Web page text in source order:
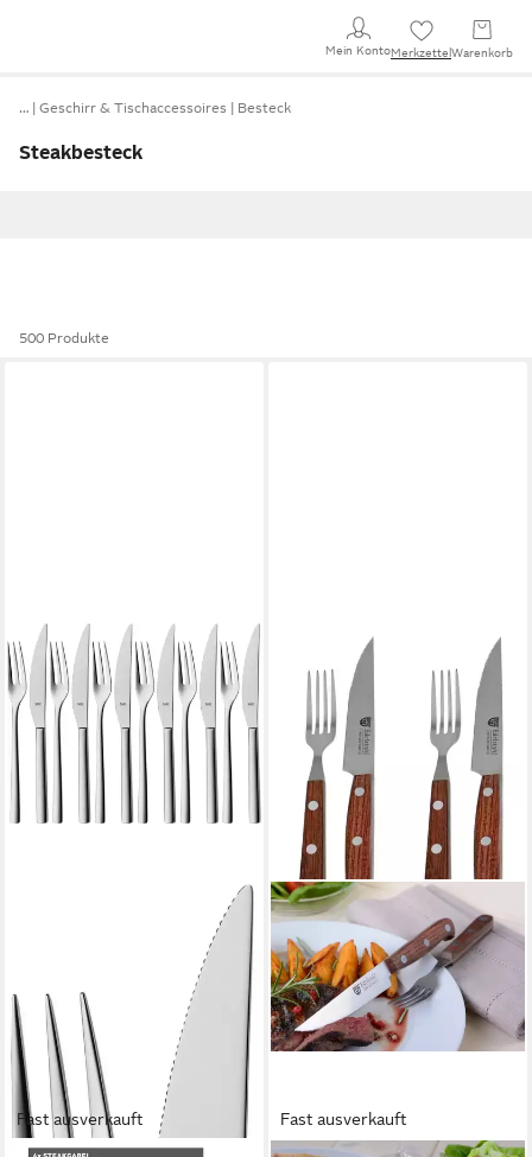
Mein KontoMerkzettel Warenkorb
… Geschirr & Tischaccessoires Besteck
Steakbesteck
500 Produkte
Fast ausverkauft Fast ausverkauft